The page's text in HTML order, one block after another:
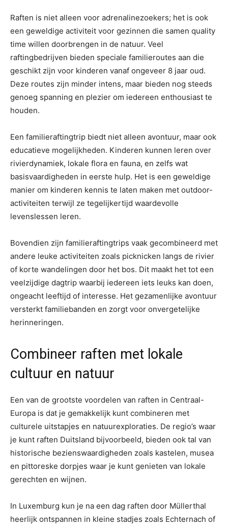
Raften is niet alleen voor adrenalinezoekers; het is ook
een geweldige activiteit voor gezinnen die samen quality
time willen doorbrengen in de natuur. Veel
raftingbedrijven bieden speciale familieroutes aan die
geschikt zijn voor kinderen vanaf ongeveer 8 jaar oud.
Deze routes zijn minder intens, maar bieden nog steeds
genoeg spanning en plezier om iedereen enthousiast te
houden.
Een familieraftingtrip biedt niet alleen avontuur, maar ook
educatieve mogelijkheden. Kinderen kunnen leren over
rivierdynamiek, lokale flora en fauna, en zelfs wat
basisvaardigheden in eerste hulp. Het is een geweldige
manier om kinderen kennis te laten maken met outdoor-
activiteiten terwijl ze tegelijkertijd waardevolle
levenslessen leren.
Bovendien zijn familieraftingtrips vaak gecombineerd met
andere leuke activiteiten zoals picknicken langs de rivier
of korte wandelingen door het bos. Dit maakt het tot een
veelzijdige dagtrip waarbij iedereen iets leuks kan doen,
ongeacht leeftijd of interesse. Het gezamenlijke avontuur
versterkt familiebanden en zorgt voor onvergetelijke
herinneringen.
Combineer raften met lokale
cultuur en natuur
Een van de grootste voordelen van raften in Centraal-
Europa is dat je gemakkelijk kunt combineren met
culturele uitstapjes en natuurexploraties. De regio’s waar
je kunt raften Duitsland bijvoorbeeld, bieden ook tal van
historische bezienswaardigheden zoals kastelen, musea
en pittoreske dorpjes waar je kunt genieten van lokale
gerechten en wijnen.
In Luxemburg kun je na een dag raften door Müllerthal
heerlijk ontspannen in kleine stadjes zoals Echternach of